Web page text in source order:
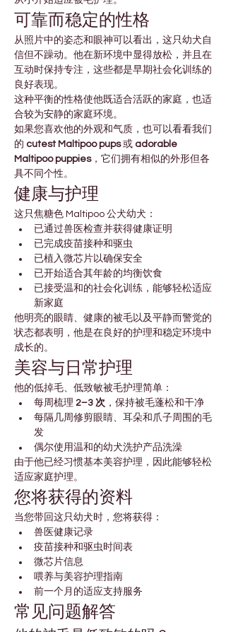
可靠而稳定的性格
从照片中的姿态和眼神可以看出，这只幼犬自
信但不躁动。他在新环境中显得放松，并且在
互动时保持专注，这些都是早期社会化训练的
良好表现。
这种平衡的性格使他既适合活跃的家庭，也适
合较为安静的家庭环境。
如果您喜欢他的外观和气质，也可以看看我们
的 cutest Maltipoo pups 或 adorable
Maltipoo puppies，它们拥有相似的外形但各
具不同个性。
健康与护理
这只焦糖色 Maltipoo 公犬幼犬：
已通过兽医检查并获得健康证明
已完成疫苗接种和驱虫
已植入微芯片以确保安全
已开始适合其年龄的均衡饮食
已接受温和的社会化训练，能够轻松适应
新家庭
他明亮的眼睛、健康的被毛以及平静而警觉的
状态都表明，他是在良好的护理和稳定环境中
成长的。
美容与日常护理
他的低掉毛、低致敏被毛护理简单：
每周梳理 2–3 次 ，保持被毛蓬松和干净
每隔几周修剪眼睛、耳朵和爪子周围的毛
发
偶尔使用温和的幼犬洗护产品洗澡
由于他已经习惯基本美容护理，因此能够轻松
适应家庭护理。
您将获得的资料
当您带回这只幼犬时，您将获得：
兽医健康记录
疫苗接种和驱虫时间表
微芯片信息
喂养与美容护理指南
前一个月的适应支持服务
常见问题解答